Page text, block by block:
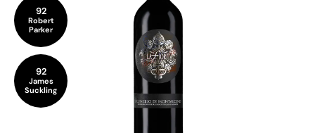
92
Robert
Parker
92
James
Suckling